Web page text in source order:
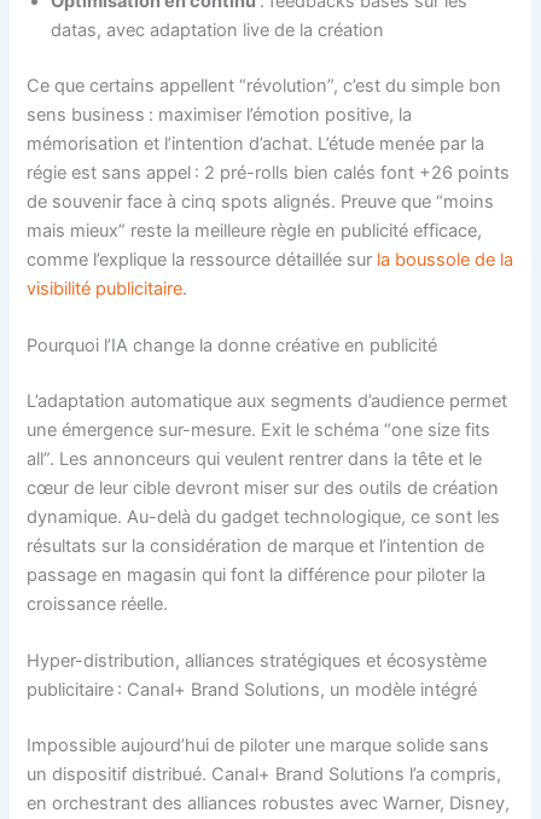
datas, avec adaptation live de la création
Ce que certains appellent “révolution”, c’est du simple bon
sens business : maximiser l’émotion positive, la
mémorisation et l’intention d’achat. L’étude menée par la
régie est sans appel : 2 pré-rolls bien calés font +26 points
de souvenir face à cinq spots alignés. Preuve que “moins
mais mieux” reste la meilleure règle en publicité efficace,
comme l’explique la ressource détaillée sur la boussole de la
visibilité publicitaire.
Pourquoi l’IA change la donne créative en publicité
L’adaptation automatique aux segments d’audience permet
une émergence sur-mesure. Exit le schéma “one size fits
all”. Les annonceurs qui veulent rentrer dans la tête et le
cœur de leur cible devront miser sur des outils de création
dynamique. Au-delà du gadget technologique, ce sont les
résultats sur la considération de marque et l’intention de
passage en magasin qui font la différence pour piloter la
croissance réelle.
Hyper-distribution, alliances stratégiques et écosystème
publicitaire : Canal+ Brand Solutions, un modèle intégré
Impossible aujourd’hui de piloter une marque solide sans
un dispositif distribué. Canal+ Brand Solutions l’a compris,
en orchestrant des alliances robustes avec Warner, Disney,